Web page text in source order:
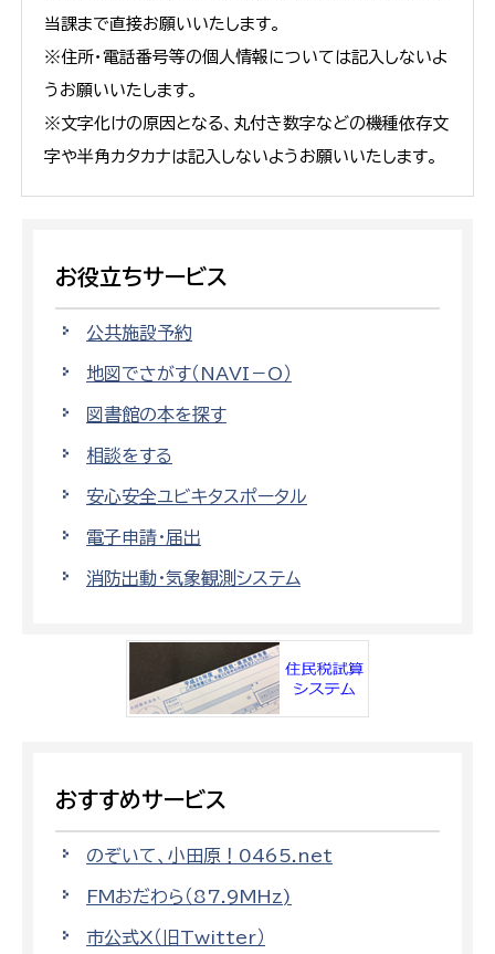
当課まで直接お願いいたします。
※住所・電話番号等の個人情報については記入しないよ
うお願いいたします。
※文字化けの原因となる、丸付き数字などの機種依存文
字や半角カタカナは記入しないようお願いいたします。
お役立ちサービス
公共施設予約
地図でさがす（NAVI－O）
図書館の本を探す
相談をする
安心安全ユビキタスポータル
電子申請・届出
消防出動・気象観測システム
おすすめサービス
のぞいて、小田原！0465.net
FMおだわら（87.9MHz)
市公式X（旧Twitter）